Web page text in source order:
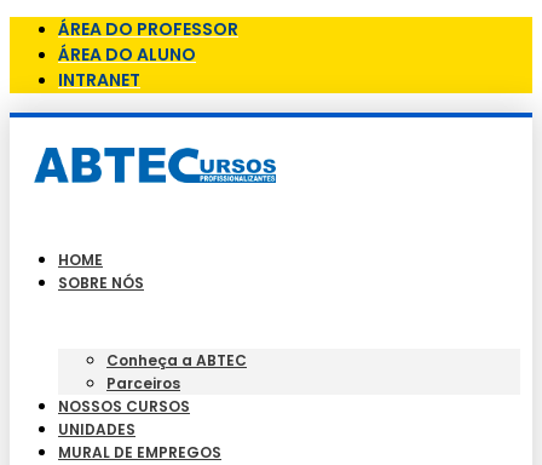
ÁREA DO PROFESSOR
ÁREA DO ALUNO
INTRANET
HOME
SOBRE NÓS
Conheça a ABTEC
Parceiros
NOSSOS CURSOS
UNIDADES
MURAL DE EMPREGOS